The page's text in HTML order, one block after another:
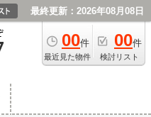
最終更新：2026年08月08日
00件
最近見た物件
00件
検討リスト